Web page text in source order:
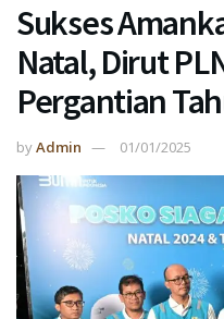
Sukses
Natal, Dirut
Pergantian
byAdmin 01/01/2025